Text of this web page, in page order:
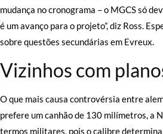
mudança no cronograma – o MGCS só
é um avanço para o projeto”, diz Ross.
sobre questões secundárias em Evreux.
Vizinhos com
O que mais causa controvérsia entre
prefere um canhão de 130 milímetros, a
termos militares, pois o calibre